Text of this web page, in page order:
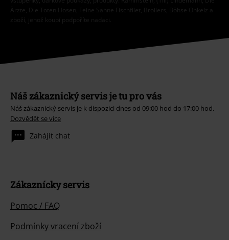
Ärzte, Die Toten Hosen, Feine Sahne Fischfilet, Broilers, Böhse Onkelz a
zboží, jehož koupí podpoříte nadaci.
Náš zákaznický servis je tu pro vás
Náš zákaznický servis je k dispozici dnes od 09:00 hod do 17:00 hod.
Dozvědět se více
Zahájit chat
Zákaznícky servis
Pomoc / FAQ
Podmínky vracení zboží